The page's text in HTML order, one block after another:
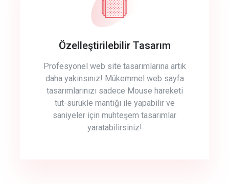
Özelleştirilebilir Tasarım
Profesyonel web site tasarımlarına artık
daha yakınsınız! Mükemmel web sayfa
tasarımlarınızı sadece Mouse hareketi
tut-sürükle mantığı ile yapabilir ve
saniyeler için muhteşem tasarımlar
yaratabilirsiniz!